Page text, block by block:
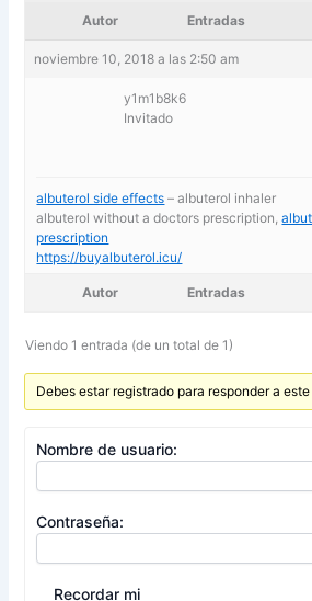
Autor Entradas
noviembre 10, 2018 a las 2:50 am
y1m1b8k6
Invitado
albuterol side effects – albuterol inhaler
albuterol without a doctors prescription,
prescription
https://buyalbuterol.icu/
Autor Entradas
Viendo 1 entrada (de un total de 1)
Debes estar registrado para responder a
Nombre de usuario:
Contraseña:
Recordar mi